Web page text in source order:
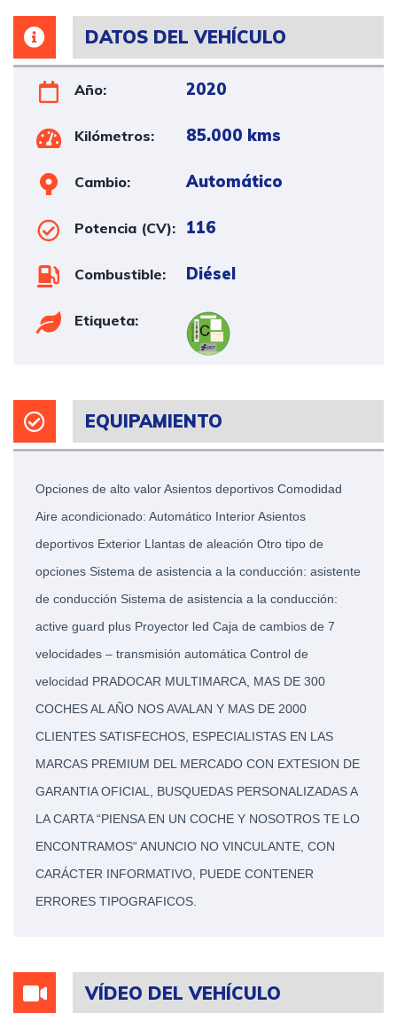
DATOS DEL VEHÍCULO
Año: 2020
Kilómetros: 85.000 kms
Cambio: Automático
Potencia (CV): 116
Combustible: Diésel
Etiqueta:
EQUIPAMIENTO
Opciones de alto valor Asientos deportivos Comodidad
Aire acondicionado: Automático Interior Asientos
deportivos Exterior Llantas de aleación Otro tipo de
opciones Sistema de asistencia a la conducción: asistente
de conducción Sistema de asistencia a la conducción:
active guard plus Proyector led Caja de cambios de 7
velocidades – transmisión automática Control de
velocidad PRADOCAR MULTIMARCA, MAS DE 300
COCHES AL AÑO NOS AVALAN Y MAS DE 2000
CLIENTES SATISFECHOS, ESPECIALISTAS EN LAS
MARCAS PREMIUM DEL MERCADO CON EXTESION DE
GARANTIA OFICIAL, BUSQUEDAS PERSONALIZADAS A
LA CARTA “PIENSA EN UN COCHE Y NOSOTROS TE LO
ENCONTRAMOS“ ANUNCIO NO VINCULANTE, CON
CARÁCTER INFORMATIVO, PUEDE CONTENER
ERRORES TIPOGRAFICOS.
VÍDEO DEL VEHÍCULO